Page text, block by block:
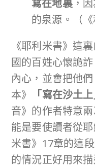
寫在地裏，
的泉源。（《
《耶利米書》這
國的百姓心懷詭
內心，並會把他
本》
「寫在沙土上
音》的作者特意
能是要使讀者從
米書》17章的這
的情況正好用來